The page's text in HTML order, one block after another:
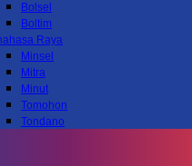
Bolsel
Boltim
Raya
Minsel
Mitra
Minut
Tomohon
Tondano